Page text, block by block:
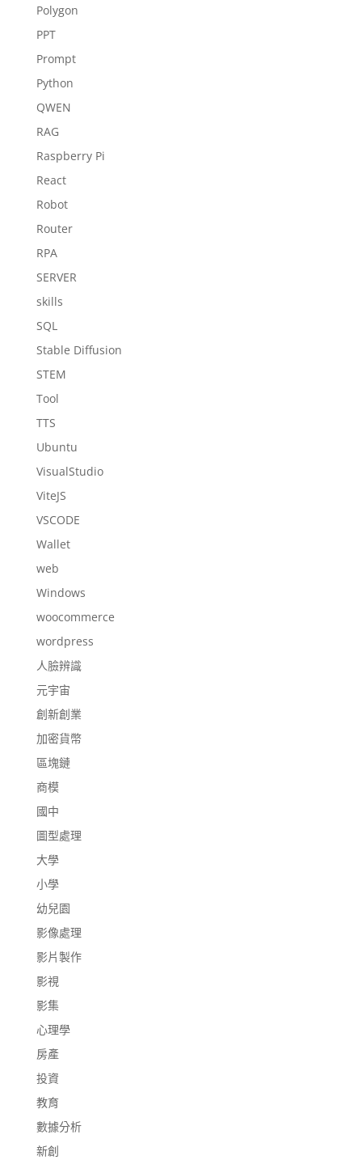
Polygon
PPT
Prompt
Python
QWEN
RAG
Raspberry Pi
React
Robot
Router
RPA
SERVER
skills
SQL
Stable Diffusion
STEM
Tool
TTS
Ubuntu
VisualStudio
ViteJS
VSCODE
Wallet
web
Windows
woocommerce
wordpress
人臉辨識
元宇宙
創新創業
加密貨幣
區塊鏈
商模
國中
圖型處理
大學
小學
幼兒園
影像處理
影片製作
影視
影集
心理學
房產
投資
教育
數據分析
新創